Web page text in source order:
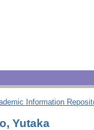
Information
Yutaka